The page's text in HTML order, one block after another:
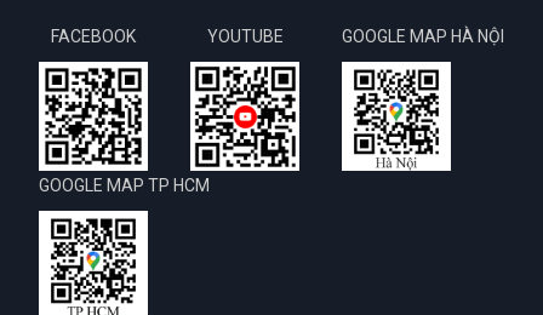
FACEBOOK YOUTUBE GOOGLE MAP HÀ NỘI
GOOGLE MAP TP HCM